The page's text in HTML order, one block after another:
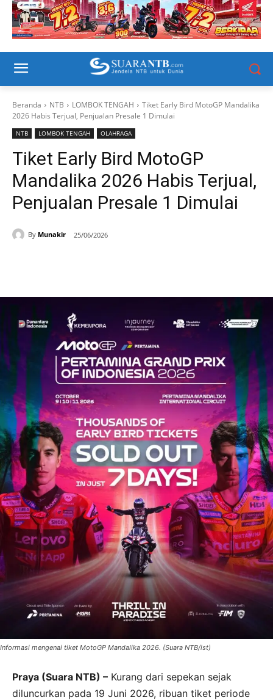
Beranda NTB LOMBOK TENGAH
Tiket Early Bird MotoGP Mandalika
2026 Habis Terjual, Penjualan Presale 1 Dimulai
NTB LOMBOK TENGAH OLAHRAGA
Tiket Early Bird MotoGP
Mandalika 2026 Habis Terjual,
Penjualan Presale 1 Dimulai
By Munakir 25/06/2026
Informasi mengenai tiket MotoGP Mandalika 2026. (Suara NTB/ist)
Praya (Suara NTB) – Kurang dari sepekan sejak
diluncurkan pada 19 Juni 2026, ribuan tiket periode